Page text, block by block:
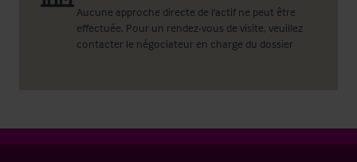
Aucune approche directe de l'actif ne peut être
effectuée. Pour un rendez-vous de visite, veuillez
contacter le négociateur en charge du dossier